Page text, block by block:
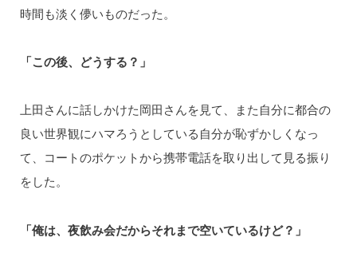
時間も淡く儚いものだった。
「この後、どうする？」
上田さんに話しかけた岡田さんを見て、また自分に都合の
良い世界観にハマろうとしている自分が恥ずかしくなっ
て、コートのポケットから携帯電話を取り出して見る振り
をした。
「俺は、夜飲み会だからそれまで空いているけど？」